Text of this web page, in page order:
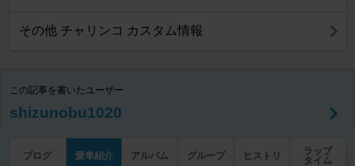
その他 チャリンコ カスタム情報
この記事を書いたユーザー
shizunobu1020
ブログ 愛車紹介 アルバム グループ ヒストリ
ラップ
タイム